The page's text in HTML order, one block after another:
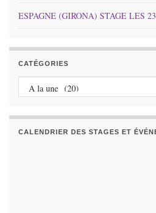
ESPAGNE (GIRONA) STAGE LES
CATÉGORIES
Catégories
CALENDRIER DES STAGES ET